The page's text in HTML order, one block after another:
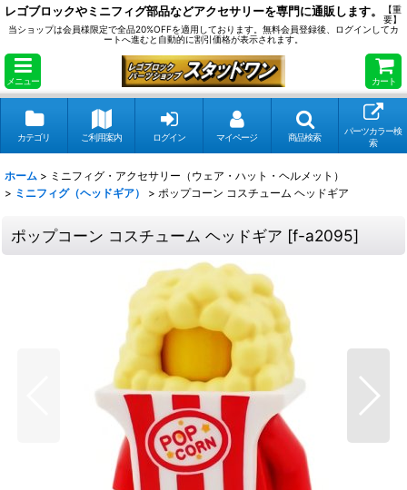
レゴブロックやミニフィグ部品などアクセサリーを専門に通販します。
【重
要】
当ショップは会員様限定で全品20%OFFを適用しております。無料会員登録後、ログインしてカ
ートへ進むと自動的に割引価格が表示されます。
メニュー カート
カテゴリ ご利用案内 ログイン マイページ 商品検索
パーツカラー検
索
ホーム > ミニフィグ・アクセサリー（ウェア・ハット・ヘルメット）
> ミニフィグ（ヘッドギア） > ポップコーン コスチューム ヘッドギア
ポップコーン コスチューム ヘッドギア [f-a2095]